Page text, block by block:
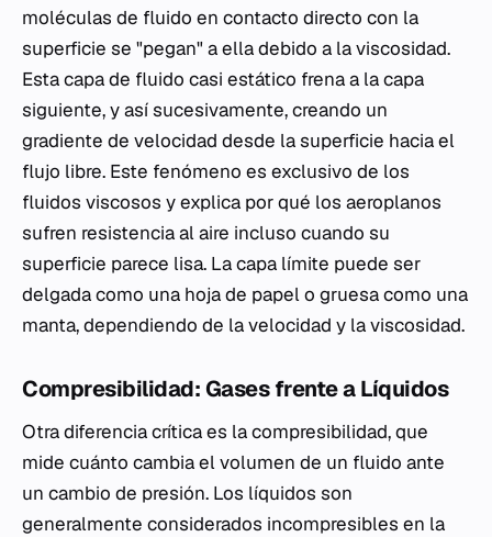
moléculas de fluido en contacto directo con la
superficie se "pegan" a ella debido a la viscosidad.
Esta capa de fluido casi estático frena a la capa
siguiente, y así sucesivamente, creando un
gradiente de velocidad desde la superficie hacia el
flujo libre. Este fenómeno es exclusivo de los
fluidos viscosos y explica por qué los aeroplanos
sufren resistencia al aire incluso cuando su
superficie parece lisa. La capa límite puede ser
delgada como una hoja de papel o gruesa como una
manta, dependiendo de la velocidad y la viscosidad.
Compresibilidad: Gases frente a Líquidos
Otra diferencia crítica es la compresibilidad, que
mide cuánto cambia el volumen de un fluido ante
un cambio de presión. Los líquidos son
generalmente considerados incompresibles en la